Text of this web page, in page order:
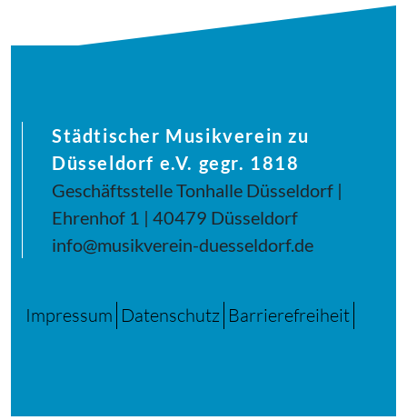
Städtischer Musikverein zu
Düsseldorf e.V. gegr. 1818
Geschäftsstelle Tonhalle Düsseldorf |
Ehrenhof 1 | 40479 Düsseldorf
info@musikverein-duesseldorf.de
Impressum Datenschutz Barrierefreiheit